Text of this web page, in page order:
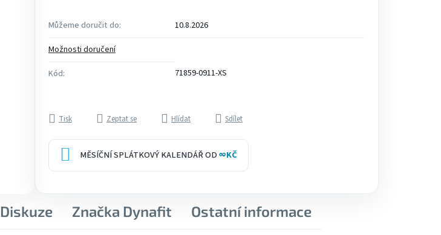
Můžeme doručit do:
10.8.2026
Možnosti doručení
Kód:
71859-0911-XS
Tisk Zeptat se Hlídat Sdílet
MĚSÍČNÍ SPLÁTKOVÝ KALENDÁŘ OD∞KČ
Diskuze Značka Dynafit Ostatní informace